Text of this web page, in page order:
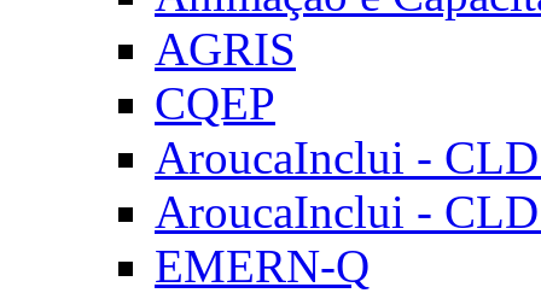
AGRIS
CQEP
AroucaInclui -
AroucaInclui -
EMERN-Q